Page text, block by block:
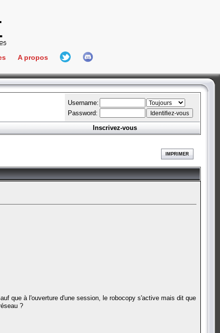
Connect
A propos
L'équipe
Hall Of Fame
Username:
Password:
Inscrivez-vous
IMPRIMER
que à l'ouverture d'une session, le robocopy s'active mais dit que
?